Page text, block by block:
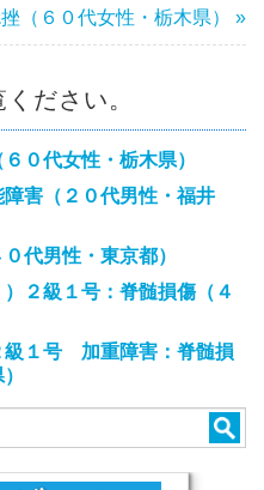
（６０代女性・栃木県） »
ださい。
０代女性・栃木県）
害（２０代男性・福井
代男性・東京都）
２級１号：脊髄損傷（４
級１号 加重障害：脊髄損